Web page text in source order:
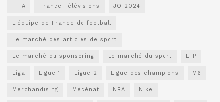
FIFA France Télévisions JO 2024
L'équipe de France de football
Le marché des articles de sport
Le marché du sponsoring Le marché du sport LFP
Liga Ligue 1 Ligue 2 Ligue des champions M6
Merchandising Mécénat NBA Nike